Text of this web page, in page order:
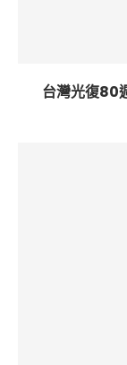
台灣光復80